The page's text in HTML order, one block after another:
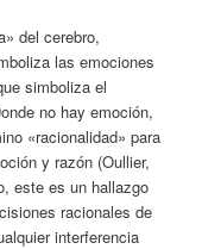
del cerebro,
las emociones
simboliza el
no hay emoción,
«racionalidad» para
y razón (Oullier,
este es un hallazgo
racionales de
interferencia